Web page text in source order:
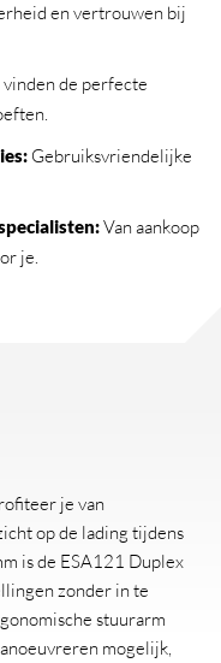
en vertrouwen bij
de perfecte
Gebruiksvriendelijke
Van aankoop
je.
je van
op de lading tijdens
is de ESA121 Duplex
zonder in te
stuurarm
mogelijk,